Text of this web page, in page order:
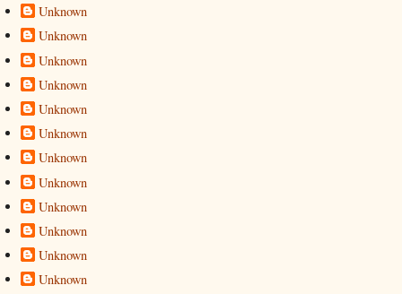
Unknown
Unknown
Unknown
Unknown
Unknown
Unknown
Unknown
Unknown
Unknown
Unknown
Unknown
Unknown